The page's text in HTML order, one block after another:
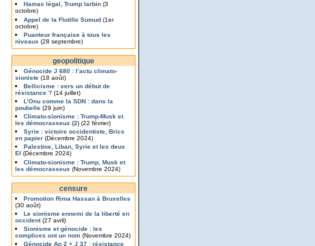
Hamas légal, Trump larbin(3
octobre)
Appel de la Flotille Sumud (1er
octobre)
Puanteur française à tous les
niveaux (28 septembre)
geopolitique
Génocide J 680 : l’actu climato-
sioniste (18 août)
Bellicisme : vers un début de
résistance ? (14 juillet)
L’Onu comme la SDN : dans la
poubelle (29 juin)
Climato-sionisme : Trump-Musk et
les démocrasseux (2) (22 février)
Syrie : victoire occidentiste, Brics
en papier (Décembre 2024)
Palestine, Liban, Syrie et les deux
EI (Décembre 2024)
Climato-sionisme : Trump, Musk et
les démocrasseux (Novembre 2024)
censure
Promotion Rima Hassan à Bruxelles
(30 août)
Le sionisme ennemi de la liberté en
occident(27 avril)
Sionisme et génocide : les
complices ont un nom (Novembre 2024)
Génocide An 2 + J 37 : résistance